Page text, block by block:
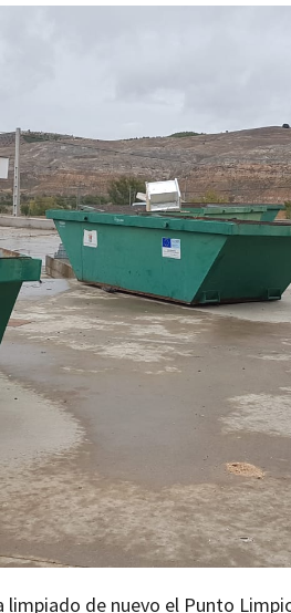
limpiado de nuevo el Punto